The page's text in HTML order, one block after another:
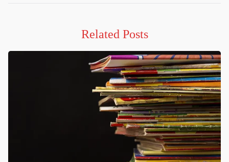
Related Posts